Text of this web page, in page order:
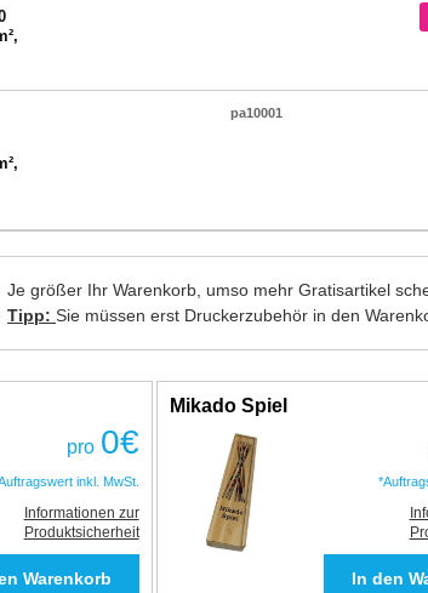
pa10001
Je größer Ihr Warenkorb, umso mehr Gratisartikel
Tipp: Sie müssen erst Druckerzubehör in den
pro 0€
inkl. MwSt.
Informationen zur
Produktsicherheit
Mikado Spiel